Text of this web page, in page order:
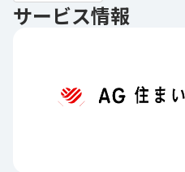
サービス情報